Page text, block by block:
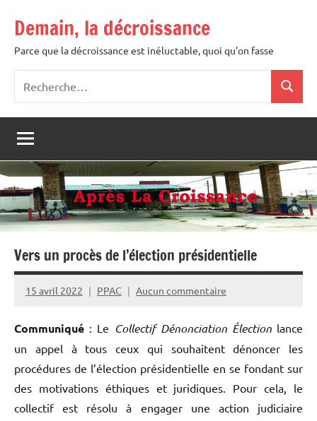
contenu
Demain, la décroissance
Parce que la décroissance est inéluctable, quoi qu'on fasse
Recherche
pour
:
Vers un procès de l’élection présidentielle
15 avril 2022 PPAC Aucun commentaire
Communiqué : Le Collectif Dénonciation Électionlance
un appel à tous ceux qui souhaitent dénoncer les
procédures de l’élection présidentielle en se fondant sur
des motivations éthiques et juridiques. Pour cela, le
collectif est résolu à engager une action judiciaire